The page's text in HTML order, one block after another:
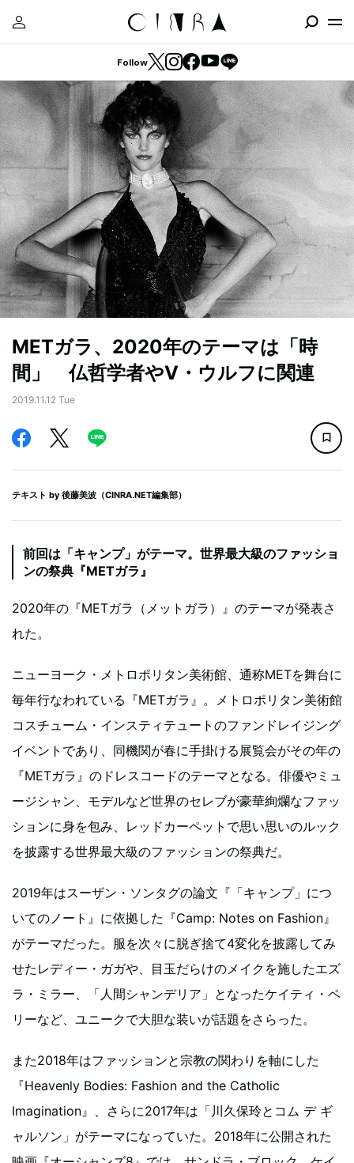
Follow
METガラ、2020年のテーマは「時
間」 仏哲学者やV・ウルフに関連
2019.11.12 Tue
テキスト by 後藤美波（CINRA.NET編集部）
前回は「キャンプ」がテーマ。世界最大級のファッショ
ンの祭典『METガラ』
2020年の『METガラ（メットガラ）』のテーマが発表さ
れた。
ニューヨーク・メトロポリタン美術館、通称METを舞台に
毎年行なわれている『METガラ』。メトロポリタン美術館
コスチューム・インスティテュートのファンドレイジング
イベントであり、同機関が春に手掛ける展覧会がその年の
『METガラ』のドレスコードのテーマとなる。俳優やミュ
ージシャン、モデルなど世界のセレブが豪華絢爛なファッ
ションに身を包み、レッドカーペットで思い思いのルック
を披露する世界最大級のファッションの祭典だ。
2019年はスーザン・ソンタグの論文『「キャンプ」につ
いてのノート』に依拠した『Camp: Notes on Fashion』
がテーマだった。服を次々に脱ぎ捨て4変化を披露してみ
せたレディー・ガガや、目玉だらけのメイクを施したエズ
ラ・ミラー、「人間シャンデリア」となったケイティ・ペ
リーなど、ユニークで大胆な装いが話題をさらった。
また2018年はファッションと宗教の関わりを軸にした
『Heavenly Bodies: Fashion and the Catholic
Imagination』、さらに2017年は「川久保玲とコム デ ギ
ャルソン」がテーマになっていた。2018年に公開された